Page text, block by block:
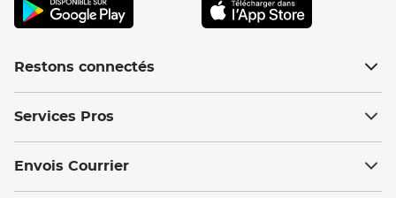
Restons connectés
Services Pros
Envois Courrier